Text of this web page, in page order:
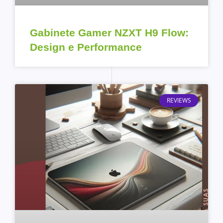
Gabinete Gamer NZXT H9 Flow:
Design e Performance
REVIEWS